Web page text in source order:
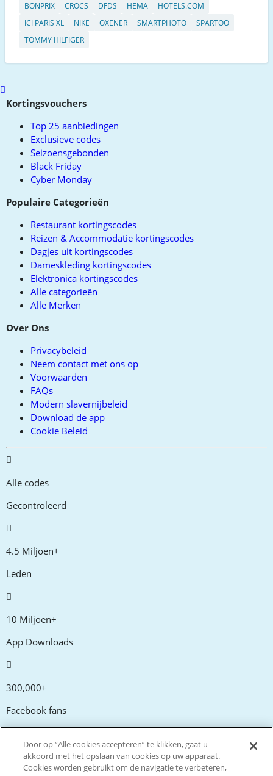
BONPRIX CROCS DFDS HEMA
HOTELS.COM
ICI PARIS XL
NIKE OXENER SMARTPHOTO
SPARTOO
TOMMY HILFIGER
Scroll
toKortingsvouchers
Top 25 aanbiedingen
Exclusieve codes
Seizoensgebonden
Black Friday
Cyber Monday
Populaire Categorieën
Restaurant kortingscodes
Reizen & Accommodatie kortingscodes
Dagjes uit kortingscodes
Dameskleding kortingscodes
Elektronica kortingscodes
Alle categorieën
Alle Merken
Over Ons
Privacybeleid
Neem contact met ons op
Voorwaarden
FAQs
Modern slavernijbeleid
Download de app
Cookie Beleid
Alle codes
Gecontroleerd
4.5 Miljoen+
Leden
10 Miljoen+
App Downloads
300,000+
Facebook fans
20,000+
Door op “Alle cookies accepteren” te klikken, gaat u
akkoord met het opslaan van cookies op uw apparaat.
Cookies worden gebruikt om de navigatie te verbeteren,